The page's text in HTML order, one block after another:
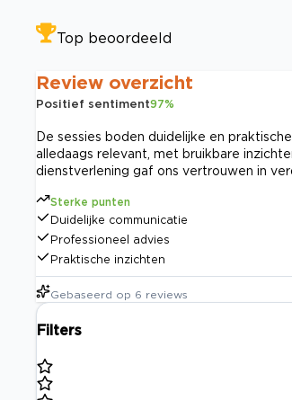
Top beoordeeld
Review overzicht
Positief sentiment97%
De sessies boden duidelijke en
alledaags relevant, met bruikbare
dienstverlening gaf ons vertrouwen in
Sterke punten
Duidelijke communicatie
Professioneel advies
Praktische inzichten
Gebaseerd op 6 reviews
Filters